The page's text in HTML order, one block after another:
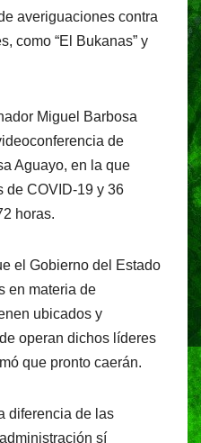
averiguaciones contra
como “El Bukanas” y
Miguel Barbosa
de
Aguayo, en la que
de COVID-19 y 36
horas.
el Gobierno del Estado
en materia de
ubicados y
operan dichos líderes
que pronto caerán.
diferencia de las
sí